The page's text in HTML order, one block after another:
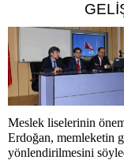
Meslek liselerinin
Erdoğan, memleketin
yönlendirilmesini